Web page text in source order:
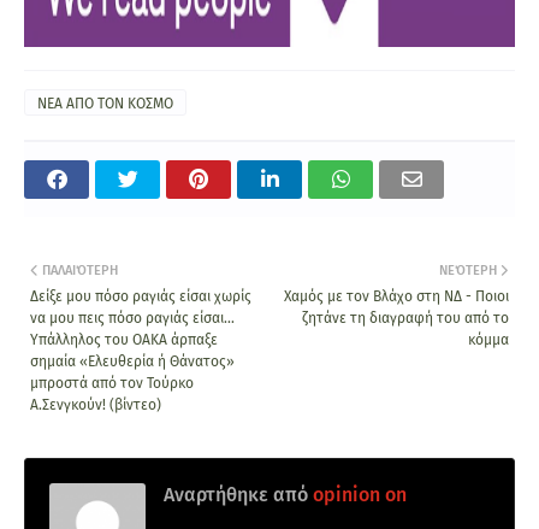
ΝΕΑ ΑΠΟ ΤΟΝ ΚΟΣΜΟ
ΝΕΌΤΕΡΗ
Χαμός με τον Βλάχο στη ΝΔ - Ποιοι
ζητάνε τη διαγραφή του από το
κόμμα
ΠΑΛΑΙΌΤΕΡΗ
Δείξε μου πόσο ραγιάς είσαι χωρίς
να μου πεις πόσο ραγιάς είσαι...
Υπάλληλος του ΟΑΚΑ άρπαξε
σημαία «Ελευθερία ή Θάνατος»
μπροστά από τον Τούρκο
Α.Σενγκούν! (βίντεο)
Αναρτήθηκε από opinion on